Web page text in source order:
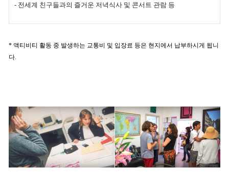
- 전세계 친구들과의 즐거운 저녁식사 및 콘서트 관람 등
* 액티비티 활동 중 발생하는 교통비 및 입장료 등은 현지에서 납부하시게 됩니
다.